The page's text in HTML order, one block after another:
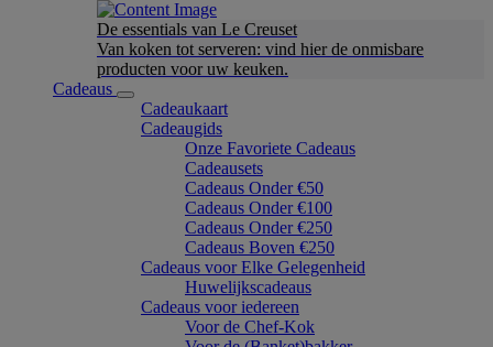
De essentials van Le Creuset
Van koken tot serveren: vind hier de onmisbare
producten voor uw keuken.
Cadeaus
Cadeaukaart
Cadeaugids
Onze Favoriete Cadeaus
Cadeausets
Cadeaus Onder €50
Cadeaus Onder €100
Cadeaus Onder €250
Cadeaus Boven €250
Cadeaus voor Elke Gelegenheid
Huwelijkscadeaus
Cadeaus voor iedereen
Voor de Chef-Kok